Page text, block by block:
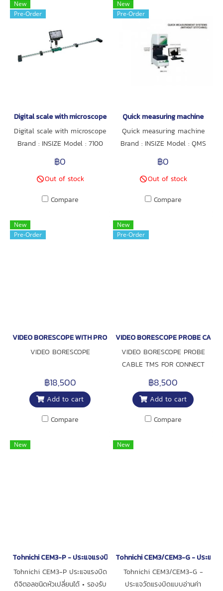
New
Pre-Order
Digital scale with microscope
Digital scale with microscope
Brand : INSIZE Model : 7100
Series
฿0
Out of stock
Compare
New
Pre-Order
Quick measuring machine
Quick measuring machine
Brand : INSIZE Model : QMS
Series
฿0
Out of stock
Compare
New
Pre-Order
VIDEO BORESCOPE WITH PROBE
VIDEO BORESCOPE
฿18,500
Add to cart
Compare
New
Pre-Order
VIDEO BORESCOPE PROBE
VIDEO BORESCOPE PROBE
CABLE TMS FOR CONNECT
WITH MOBILE PHONE AND
TABLETS
฿8,500
Add to cart
Compare
New
Tohnichi CEM3-P - ประแจแรงบิดดิจิตอลชนิดหัวเปลี่ยนได้
Tohnichi CEM3-P ประแจแรงบิด
ดิจิตอลชนิดหัวเปลี่ยนได้ • รองรับ
New
Tohnichi CEM3/CEM3-G - ประแจ
Tohnichi CEM3/CEM3-G -
ประแจวัดแรงบิดแบบอ่านค่า